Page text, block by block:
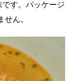
す。パッケージ
ん。